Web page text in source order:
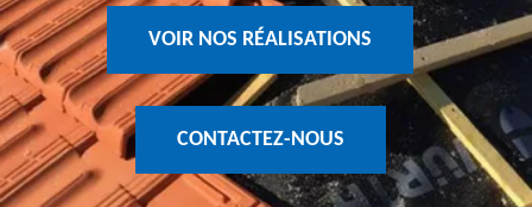
VOIR NOS RÉALISATIONS
CONTACTEZ-NOUS